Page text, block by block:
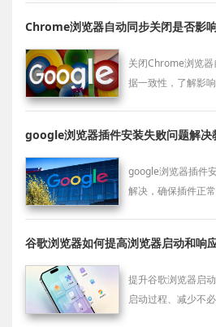
Chrome浏览器自动同步关闭是否影
关闭Chrome浏览
据一致性，了解影
google浏览器插件安装失败问题解决
google浏览器插件
解决，确保插件正
谷歌浏览器如何提高浏览器启动和响
提升谷歌浏览器启
启动过程、减少不